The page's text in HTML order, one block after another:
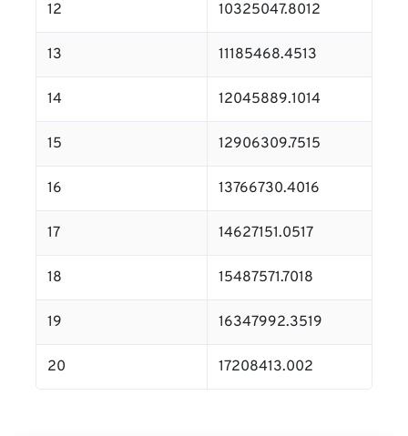
12 10325047.8012
13 11185468.4513
14 12045889.1014
15 12906309.7515
16 13766730.4016
17 14627151.0517
18 15487571.7018
19 16347992.3519
20 17208413.002